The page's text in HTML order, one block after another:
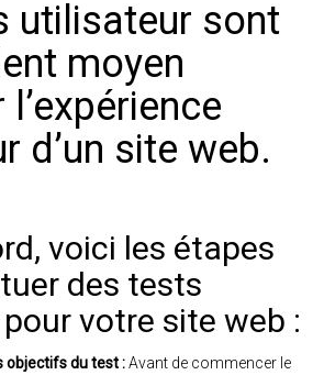
utilisateur sont
moyen
l’expérience
d’un site web.
voici les étapes
des tests
votre site web :
objectifs du test :Avant de commencer le